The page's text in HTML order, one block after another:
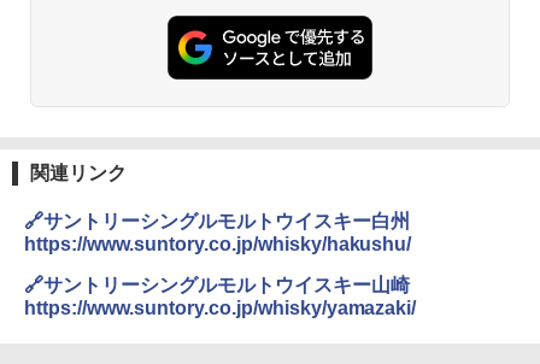
関連リンク
🔗サントリーシングルモルトウイスキー白州
https://www.suntory.co.jp/whisky/hakushu/
🔗サントリーシングルモルトウイスキー山崎
https://www.suntory.co.jp/whisky/yamazaki/